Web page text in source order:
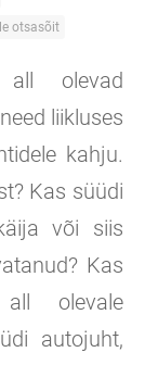
otsasõit
olevad
liikluses
kahju.
Kas süüdi
või siis
Kas
olevale
autojuht,